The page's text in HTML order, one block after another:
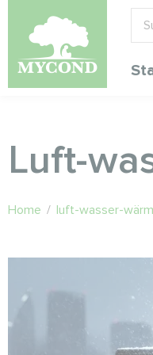
Luft-
Home / luft-wasser-